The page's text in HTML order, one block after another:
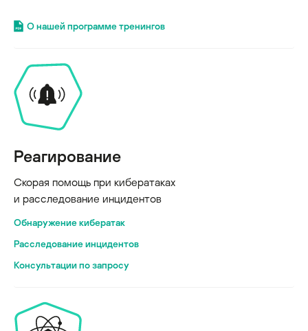
О нашей программе тренингов
Реагирование
Скорая помощь при кибератаках
и расследование инцидентов
Обнаружение кибератак
Расследование инцидентов
Консультации по запросу